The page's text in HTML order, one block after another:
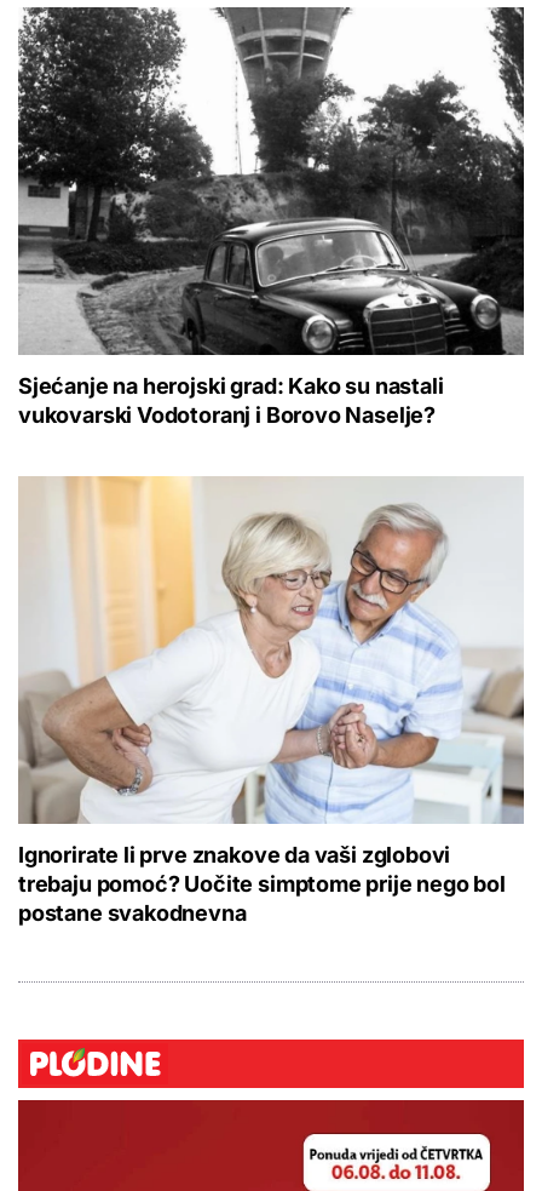
Sjećanje na herojski grad: Kako su nastali
vukovarski Vodotoranj i Borovo Naselje?
Ignorirate li prve znakove da vaši zglobovi
trebaju pomoć? Uočite simptome prije nego bol
postane svakodnevna